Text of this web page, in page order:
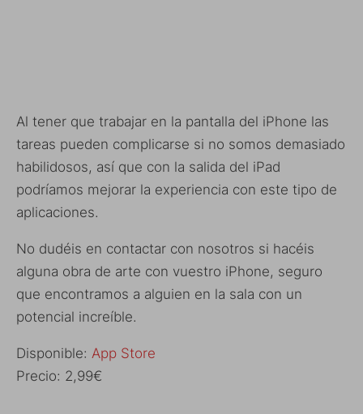
Al tener que trabajar en la pantalla del iPhone las
tareas pueden complicarse si no somos demasiado
habilidosos, así que con la salida del iPad
podríamos mejorar la experiencia con este tipo de
aplicaciones.
No dudéis en contactar con nosotros si hacéis
alguna obra de arte con vuestro iPhone, seguro
que encontramos a alguien en la sala con un
potencial increíble.
Disponible: App Store
Precio: 2,99€